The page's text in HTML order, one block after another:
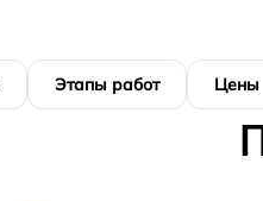
Этапы работ Цены